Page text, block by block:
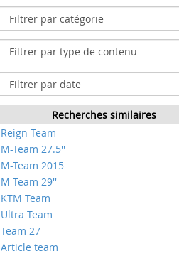
Recherches similaires
Reign Team
M-Team 27.5''
M-Team 2015
M-Team 29''
KTM Team
Ultra Team
Team 27
Article team